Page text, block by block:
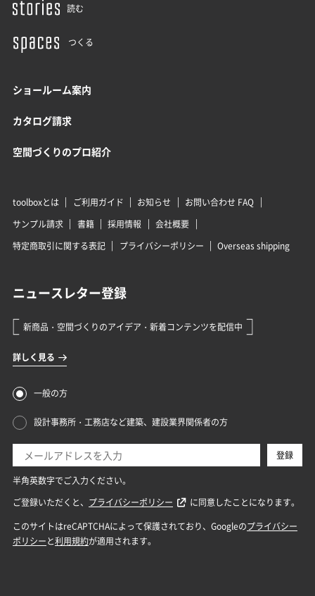
読む
つくる
ショールーム案内
カタログ請求
空間づくりのプロ紹介
toolboxとは ご利用ガイド お知らせ
お問い合わせ FAQ
サンプル請求
書籍 採用情報
会社概要
特定商取引に関する表記
プライバシーポリシー Overseas shipping